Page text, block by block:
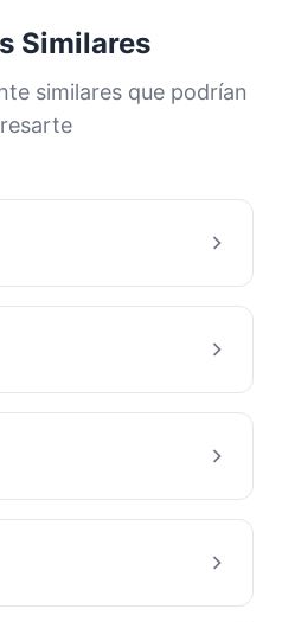
Similares
similares que podrían